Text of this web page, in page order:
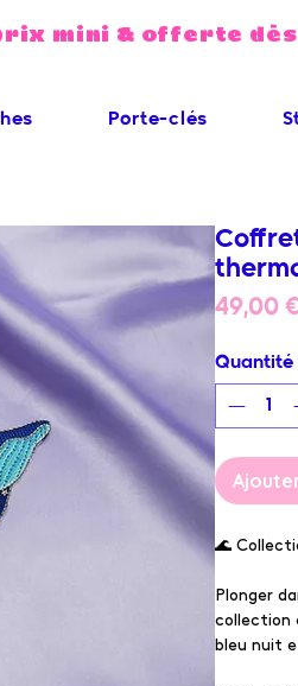
mini & offerte
Porte-clés
49,00
Quantité
🌊
Plonger
collection
bleu nuit